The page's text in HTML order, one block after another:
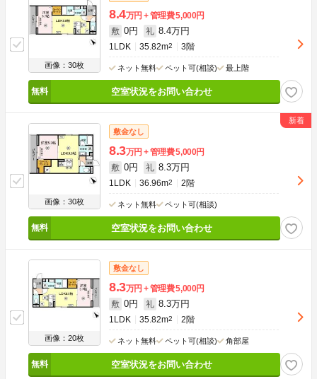
画像：30枚
8.4万円 管理費5,000円
敷 0円 礼 8.4万円
1LDK 35.82m2 3階
ネット無料 ペット可(相談) 最上階
空室状況をお問い合わせ
画像：30枚
敷金なし
8.3万円 管理費5,000円
敷 0円 礼 8.3万円
1LDK 36.96m2 2階
ネット無料 ペット可(相談)
空室状況をお問い合わせ
画像：20枚
敷金なし
8.3万円 管理費5,000円
敷 0円 礼 8.3万円
1LDK 35.82m2 2階
ネット無料 ペット可(相談) 角部屋
空室状況をお問い合わせ